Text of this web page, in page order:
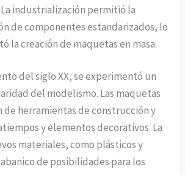
La industrialización permitió la
de componentes estandarizados, lo
la creación de maquetas en masa.
del siglo XX, se experimentó un
del modelismo. Las maquetas
de herramientas de construcción y
y elementos decorativos. La
materiales, como plásticos y
de posibilidades para los